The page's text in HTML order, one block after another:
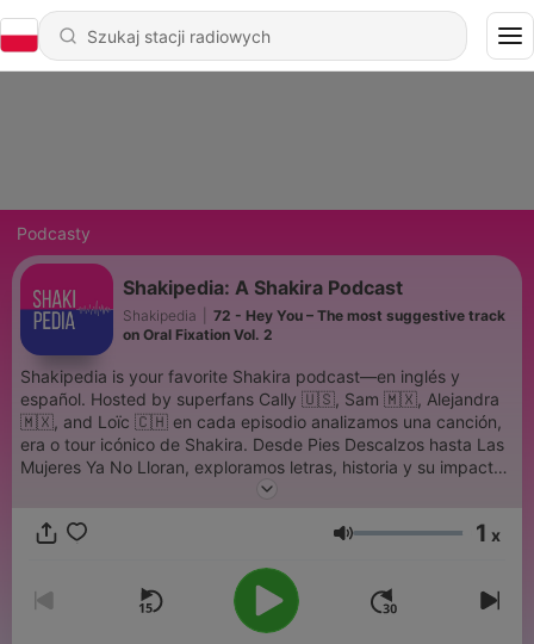
Podcasty
Shakipedia: A Shakira Podcast
Shakipedia
72 - Hey You – The most suggestive track
on Oral Fixation Vol. 2
Shakipedia is your favorite Shakira podcast—en inglés y
español. Hosted by superfans Cally 🇺🇸, Sam 🇲🇽, Alejandra
🇲🇽, and Loïc 🇨🇭 en cada episodio analizamos una canción,
era o tour icónico de Shakira. Desde Pies Descalzos hasta Las
Mujeres Ya No Lloran, exploramos letras, historia y su impacto
en la música pop latina. Perfecto para fans de Shakira, letras
comunidad de fans que no lloran… ¡facturan! IG, Twitter +
Głośność 1 x